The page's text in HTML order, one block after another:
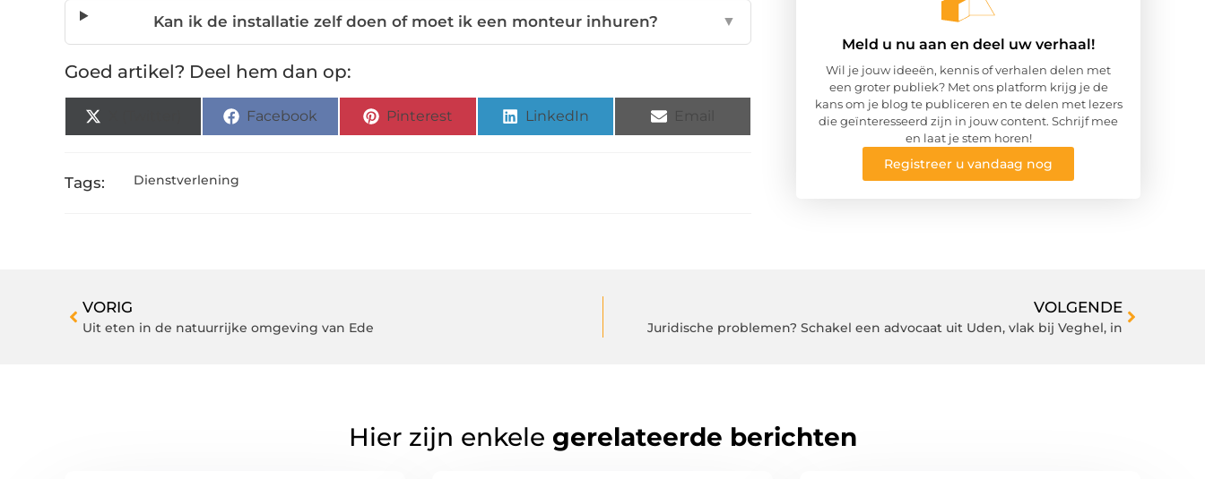
Kan ik de installatie zelf doen of moet ik een monteur inhuren? ▼
Goed artikel? Deel hem dan op:
Facebook Pinterest LinkedIn
Tags: Dienstverlening
Meld u nu aan en deel uw verhaal!
Wil je jouw ideeën, kennis of verhalen delen met
een groter publiek? Met ons platform krijg je de
kans om je blog te publiceren en te delen met lezers
die geïnteresseerd zijn in jouw content. Schrijf mee
en laat je stem horen!
Registreer u vandaag nog
VORIG
Uit eten in de natuurrijke omgeving van Ede
VOLGENDE
Juridische problemen? Schakel een advocaat uit Uden, vlak bij Veghel, in
Hier zijn enkele gerelateerde berichten